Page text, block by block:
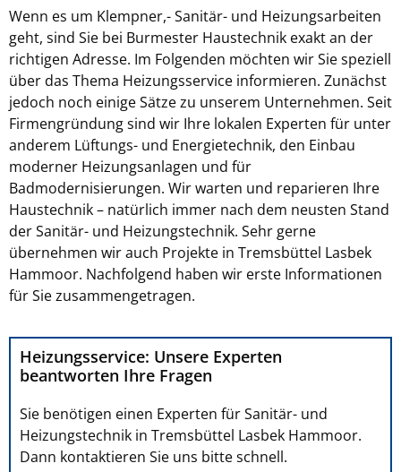
Wenn es um Klempner,- Sanitär- und Heizungsarbeiten
geht, sind Sie bei Burmester Haustechnik exakt an der
richtigen Adresse. Im Folgenden möchten wir Sie speziell
über das Thema Heizungsservice informieren. Zunächst
jedoch noch einige Sätze zu unserem Unternehmen. Seit
Firmengründung sind wir Ihre lokalen Experten für unter
anderem Lüftungs- und Energietechnik, den Einbau
moderner Heizungsanlagen und für
Badmodernisierungen. Wir warten und reparieren Ihre
Haustechnik – natürlich immer nach dem neusten Stand
der Sanitär- und Heizungstechnik. Sehr gerne
übernehmen wir auch Projekte in Tremsbüttel Lasbek
Hammoor. Nachfolgend haben wir erste Informationen
für Sie zusammengetragen.
Heizungsservice: Unsere Experten
beantworten Ihre Fragen
Sie benötigen einen Experten für Sanitär- und
Heizungstechnik in Tremsbüttel Lasbek Hammoor.
Dann kontaktieren Sie uns bitte schnell.